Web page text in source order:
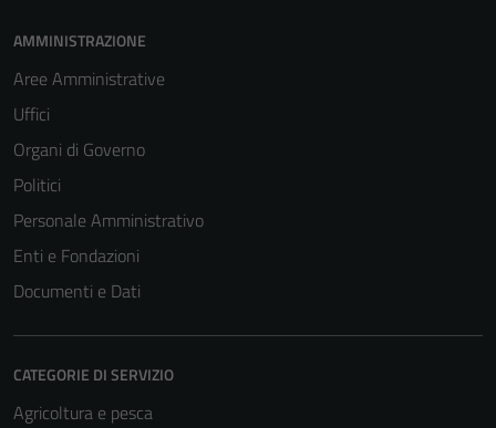
AMMINISTRAZIONE
Aree Amministrative
Uffici
Organi di Governo
Politici
Personale Amministrativo
Enti e Fondazioni
Documenti e Dati
CATEGORIE DI SERVIZIO
Agricoltura e pesca